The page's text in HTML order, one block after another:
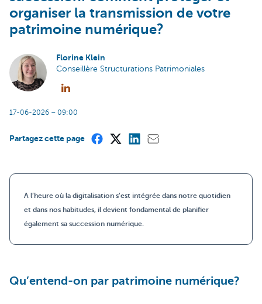
organiser la transmission de votre
patrimoine numérique?
Florine Klein
Conseillère Structurations Patrimoniales
17-06-2026 – 09:00
Partagez cette page
A l’heure où la digitalisation s’est intégrée dans notre quotidien
et dans nos habitudes, il devient fondamental de planifier
également sa succession numérique.
Qu’entend-on par patrimoine numérique?